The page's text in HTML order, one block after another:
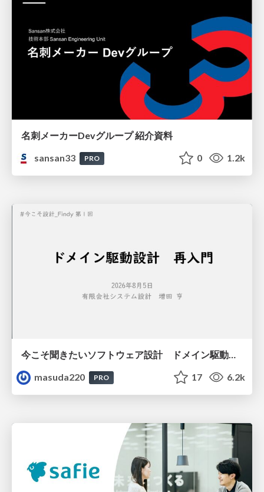
名刺メーカーDevグループ 紹介資料
sansan33
PRO 0 1.2k
今こそ聞きたいソフトウェア設計 ドメイン駆動設計再入門
masuda220
PRO 17 6.2k